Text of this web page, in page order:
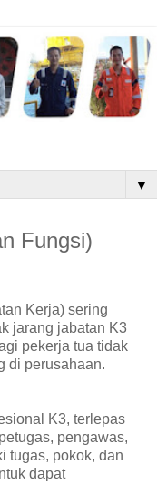
▼
Fungsi)
Kerja) sering
jarang jabatan K3
pekerja tua tidak
di perusahaan.
K3, terlepas
pengawas,
tugas, pokok, dan
dapat